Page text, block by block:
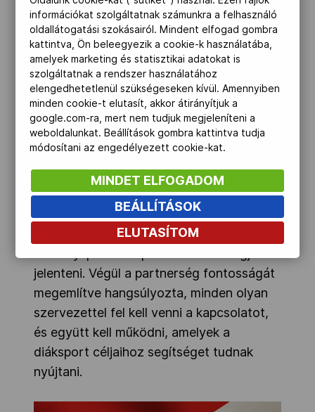
hangzott el, ami szervezeti, strukturális
megújulást jelentő utat jelölt ki az abban
tevékenykedők részére.
A Diák szabadidős tevékenységben - az
uniós források bevonásával -, az iskolai
testnevelésben - az oktatási tárcával
szorosabb együttműködéssel -, valamint
újszerű megközelítésben a diákolimpia
programokkal a diáksport szolgálja az
egészségnevelést, a tehetséggondozást.
Kiemelte, hogy vonzó programokkal olyan
tömegbázis alakítható ki, mely egyben a
jelenteni. Végül a partnerség fontosságát
megemlítve hangsúlyozta, minden olyan
szervezettel fel kell venni a kapcsolatot,
és együtt kell működni, amelyek a
diáksport céljaihoz segítséget tudnak
nyújtani.
információkat szolgáltatnak számunkra a felhasználó
oldallátogatási szokásairól. Mindent elfogad gombra
kattintva, Ön beleegyezik a cookie-k használatába,
amelyek marketing és statisztikai adatokat is
szolgáltatnak a rendszer használatához
elengedhetetlenül szükségeseken kívül. Amennyiben
minden cookie-t elutasít, akkor átirányítjuk a
google.com-ra, mert nem tudjuk megjeleníteni a
weboldalunkat. Beállítások gombra kattintva tudja
módosítani az engedélyezett cookie-kat.
MINDET ELFOGADOM
BEÁLLÍTÁSOK
ELUTASÍTOM